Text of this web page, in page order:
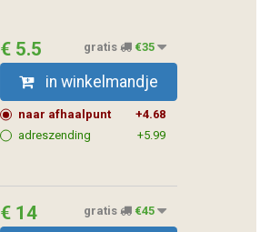
€ 5.5 gratis €35
in winkelmandje
naar afhaalpunt
+4.68
adreszending
+5.99
€ 14 gratis €45